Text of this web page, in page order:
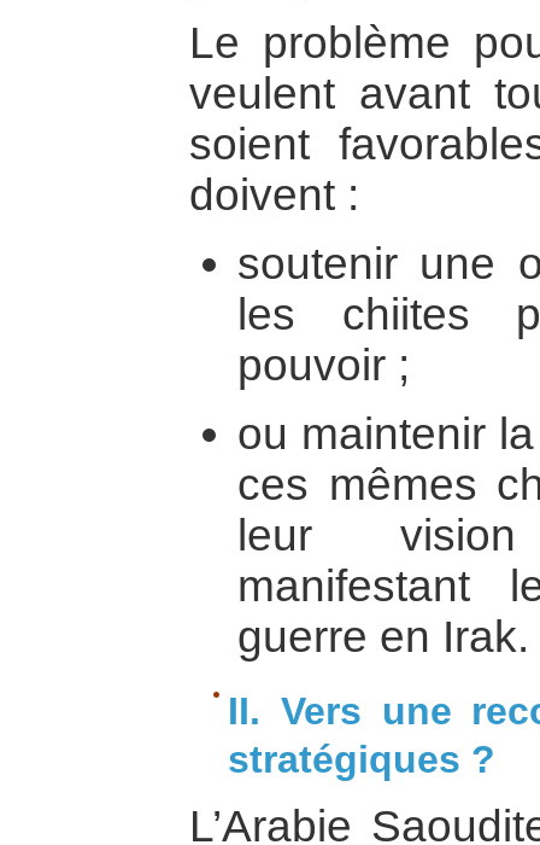
Le problème
veulent avant
soient
doivent :
soutenir une
les chiites
pouvoir ;
ou maintenir
ces mêmes
leur
manifestant
guerre en Irak.
II. Vers une
stratégiques ?
L’Arabie